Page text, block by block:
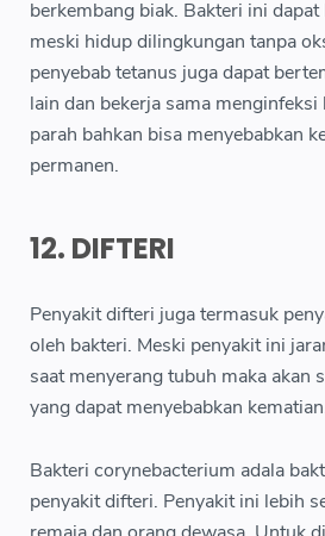
berkembang biak. Bakteri ini
meski hidup dilingkungan tanpa
penyebab tetanus juga dapat
lain dan bekerja sama
parah bahkan bisa menyebabkan
permanen.
12. DIFTERI
Penyakit difteri juga termasuk
oleh bakteri. Meski penyakit ini
saat menyerang tubuh maka akan
yang dapat menyebabkan
Bakteri corynebacterium adala
penyakit difteri. Penyakit ini lebih